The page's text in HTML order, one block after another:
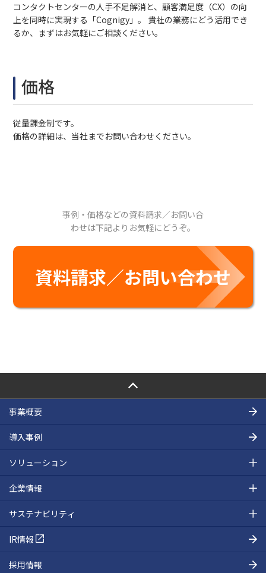
コンタクトセンターの人手不足解消と、顧客満足度（CX）の向
上を同時に実現する「Cognigy」。 貴社の業務にどう活用でき
るか、まずはお気軽にご相談ください。
価格
従量課金制です。
価格の詳細は、当社までお問い合わせください。
事例・価格などの資料請求／お問い合
わせは下記よりお気軽にどうぞ。
資料請求／お問い合わせ
PAGE TOP
事業概要
導入事例
ソリューション
企業情報
サステナビリティ
IR情報
採用情報